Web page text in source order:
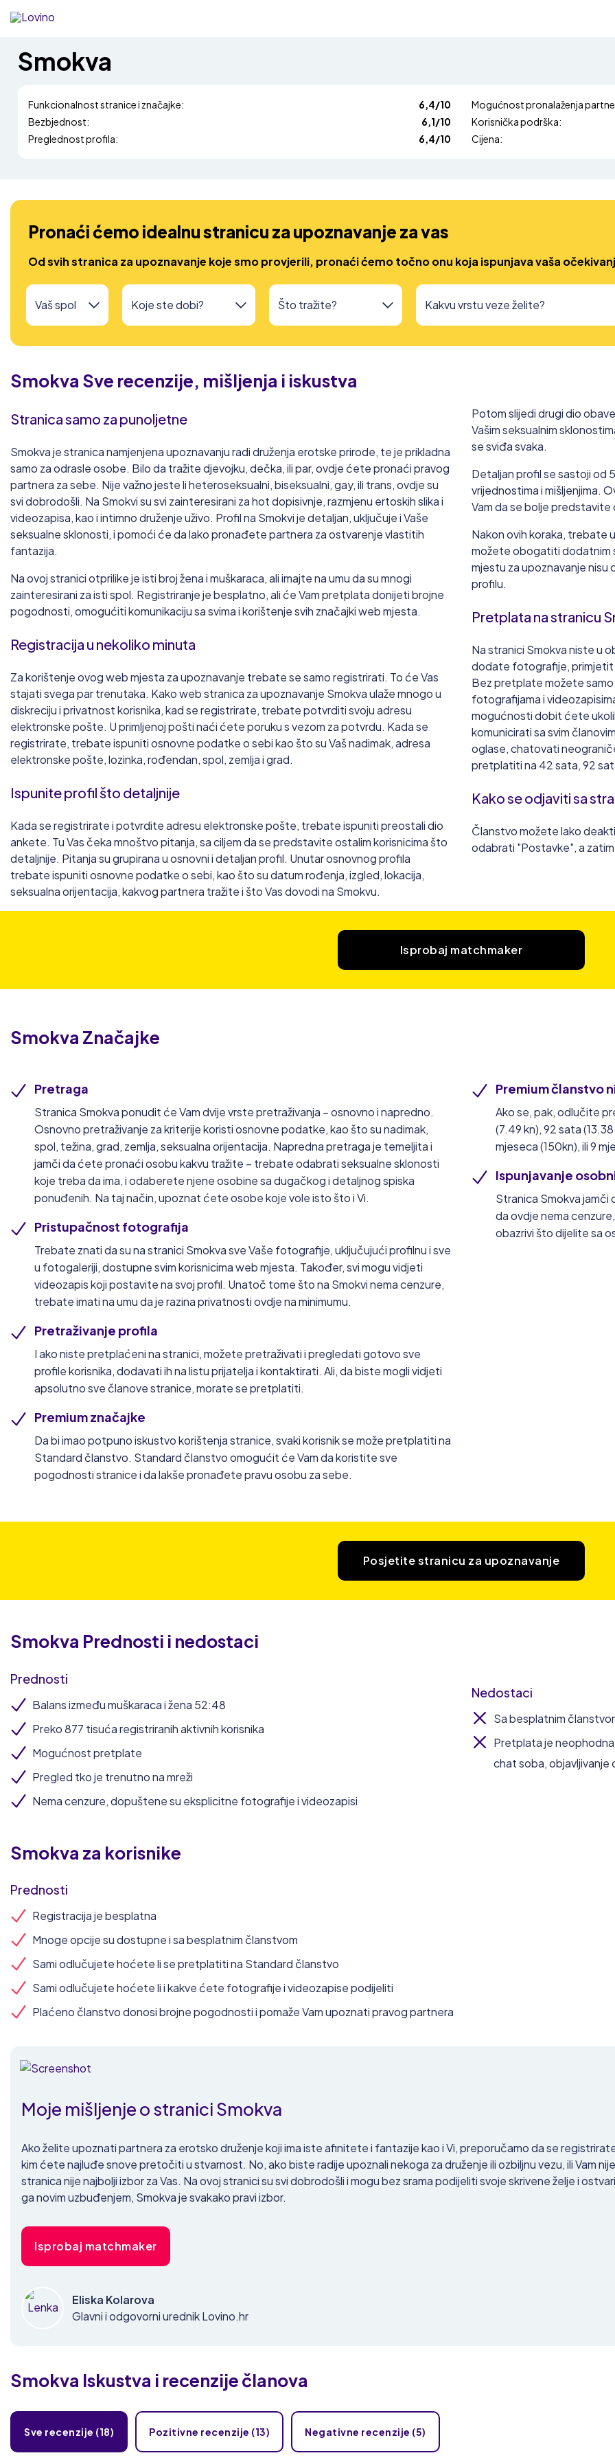
Smokva
Funkcionalnost stranice i značajke:
6,4/10
Bezbjednost:
6,1/10
Preglednost profila:
6,4/10
Mogućnost pronalaženja
Korisnička podrška:
Cijena:
Pronaći ćemo idealnu stranicu za upoznavanje za vas
Od svih stranica za upoznavanje koje smo provjerili, pronaći ćemo točno onu koja ispunjava vaša
Smokva Sve recenzije, mišljenja i iskustva
Stranica samo za punoljetne
Smokva je stranica namjenjena upoznavanju radi druženja erotske prirode, te je prikladna
samo za odrasle osobe. Bilo da tražite djevojku, dečka, ili par, ovdje ćete pronaći pravog
partnera za sebe. Nije važno jeste li heteroseksualni, biseksualni, gay, ili trans, ovdje su
svi dobrodošli. Na Smokvi su svi zainteresirani za hot dopisivnje, razmjenu ertoskih slika i
videozapisa, kao i intimno druženje uživo. Profil na Smokvi je detaljan, uključuje i Vaše
seksualne sklonosti, i pomoći će da lako pronađete partnera za ostvarenje vlastitih
fantazija.
Na ovoj stranici otprilike je isti broj žena i muškaraca, ali imajte na umu da su mnogi
zainteresirani za isti spol. Registriranje je besplatno, ali će Vam pretplata donijeti brojne
pogodnosti, omogućiti komunikaciju sa svima i korištenje svih značajki web mjesta.
Registracija u nekoliko minuta
Za korištenje ovog web mjesta za upoznavanje trebate se samo registrirati. To će Vas
stajati svega par trenutaka. Kako web stranica za upoznavanje Smokva ulaže mnogo u
diskreciju i privatnost korisnika, kad se registrirate, trebate potvrditi svoju adresu
elektronske pošte. U primljenoj pošti naći ćete poruku s vezom za potvrdu. Kada se
registrirate, trebate ispuniti osnovne podatke o sebi kao što su Vaš nadimak, adresa
elektronske pošte, lozinka, rođendan, spol, zemlja i grad.
Ispunite profil što detaljnije
Kada se registrirate i potvrdite adresu elektronske pošte, trebate ispuniti preostali dio
ankete. Tu Vas čeka mnoštvo pitanja, sa ciljem da se predstavite ostalim korisnicima što
detaljnije. Pitanja su grupirana u osnovni i detaljan profil. Unutar osnovnog profila
trebate ispuniti osnovne podatke o sebi, kao što su datum rođenja, izgled, lokacija,
seksualna orijentacija, kakvog partnera tražite i što Vas dovodi na Smokvu.
Potom slijedi drugi dio
Vašim seksualnim
se sviđa svaka.
Detaljan profil se sastoji od
vrijednostima i mišljenjima.
Vam da se bolje predstavite
Nakon ovih koraka, trebate
možete obogatiti dodatnim
mjestu za upoznavanje
profilu.
Pretplata na stranicu
Na stranici Smokva niste u
dodate fotografije, primjetit
Bez pretplate možete samo
fotografijama i
mogućnosti dobit ćete
komunicirati sa svim
oglase, chatovati
pretplatiti na 42 sata, 92
Kako se odjaviti sa
Članstvo možete lako
odabrati "Postavke", a
Isprobaj matchmaker
Smokva Značajke
Pretraga
Stranica Smokva ponudit će Vam dvije vrste pretraživanja – osnovno i napredno.
Osnovno pretraživanje za kriterije koristi osnovne podatke, kao što su nadimak,
spol, težina, grad, zemlja, seksualna orijentacija. Napredna pretraga je temeljita i
jamči da ćete pronaći osobu kakvu tražite – trebate odabrati seksualne sklonosti
koje treba da ima, i odaberete njene osobine sa dugačkog i detaljnog spiska
ponuđenih. Na taj način, upoznat ćete osobe koje vole isto što i Vi.
Pristupačnost fotografija
Trebate znati da su na stranici Smokva sve Vaše fotografije, uključujući profilnu i sve
u fotogaleriji, dostupne svim korisnicima web mjesta. Također, svi mogu vidjeti
videozapis koji postavite na svoj profil. Unatoč tome što na Smokvi nema cenzure,
trebate imati na umu da je razina privatnosti ovdje na minimumu.
Pretraživanje profila
I ako niste pretplaćeni na stranici, možete pretraživati i pregledati gotovo sve
profile korisnika, dodavati ih na listu prijatelja i kontaktirati. Ali, da biste mogli vidjeti
apsolutno sve članove stranice, morate se pretplatiti.
Premium značajke
Da bi imao potpuno iskustvo korištenja stranice, svaki korisnik se može pretplatiti na
Standard članstvo. Standard članstvo omogućit će Vam da koristite sve
pogodnosti stranice i da lakše pronađete pravu osobu za sebe.
Premium članstvo
Ako se, pak, odlučite
(7.49 kn), 92 sata
mjeseca (150kn), ili 9
Ispunjavanje
Stranica Smokva
da ovdje nema
obazrivi što dijelite sa
Posjetite stranicu za upoznavanje
Smokva Prednosti i nedostaci
Prednosti
Balans između muškaraca i žena 52:48
Preko 877 tisuća registriranih aktivnih korisnika
Mogućnost pretplate
Pregled tko je trenutno na mreži
Nema cenzure, dopuštene su eksplicitne fotografije i videozapisi
Nedostaci
Sa besplatnim
Pretplata je neophodna
chat soba, objavljivanje
Smokva za korisnike
Prednosti
Registracija je besplatna
Mnoge opcije su dostupne i sa besplatnim članstvom
Sami odlučujete hoćete li se pretplatiti na Standard članstvo
Sami odlučujete hoćete li i kakve ćete fotografije i videozapise podijeliti
Plaćeno članstvo donosi brojne pogodnosti i pomaže Vam upoznati pravog partnera
Moje mišljenje o stranici Smokva
Ako želite upoznati partnera za erotsko druženje koji ima iste afinitete i fantazije kao i Vi, preporučamo da se
kim ćete najluđe snove pretočiti u stvarnost. No, ako biste radije upoznali nekoga za druženje ili ozbiljnu vezu, ili Vam
stranica nije najbolji izbor za Vas. Na ovoj stranici su svi dobrodošli i mogu bez srama podijeliti svoje skrivene želje i
ga novim uzbuđenjem, Smokva je svakako pravi izbor.
Isprobaj matchmaker
Eliska Kolarova
Glavni i odgovorni urednik Lovino.hr
Smokva Iskustva i recenzije članova
Sve recenzije (18) Pozitivne recenzije (13) Negativne recenzije (5)